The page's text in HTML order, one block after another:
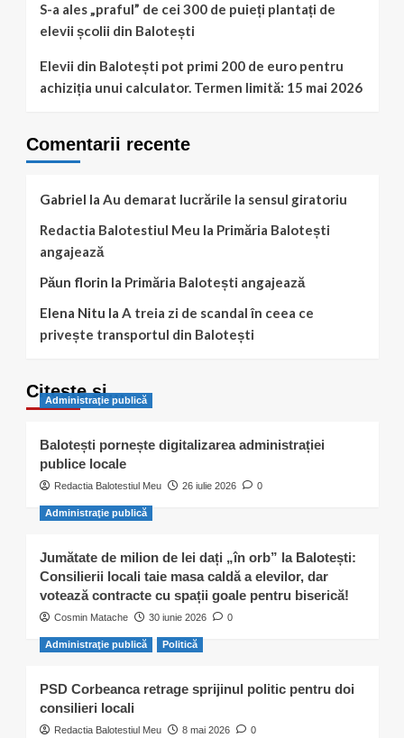
S-a ales „praful” de cei 300 de puieți plantați de
elevii școlii din Balotești
Elevii din Balotești pot primi 200 de euro pentru
achiziția unui calculator. Termen limită: 15 mai 2026
Comentarii recente
Gabriel la Au demarat lucrările la sensul giratoriu
Redactia Balotestiul Meu la Primăria Balotești
angajează
Păun florin la Primăria Balotești angajează
Elena Nitu la A treia zi de scandal în ceea ce
privește transportul din Balotești
Citește și…
Administraţie publică
Balotești pornește digitalizarea administrației
publice locale
Redactia Balotestiul Meu 26 iulie 2026 0
Administraţie publică
Jumătate de milion de lei dați „în orb” la Balotești:
Consilierii locali taie masa caldă a elevilor, dar
votează contracte cu spații goale pentru biserică!
Cosmin Matache 30 iunie 2026 0
Administraţie publică Politică
PSD Corbeanca retrage sprijinul politic pentru doi
consilieri locali
Redactia Balotestiul Meu 8 mai 2026 0